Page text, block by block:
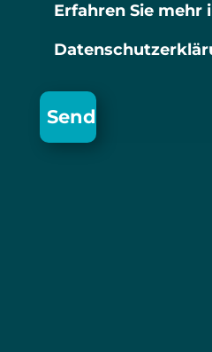
Erfahren Sie mehr